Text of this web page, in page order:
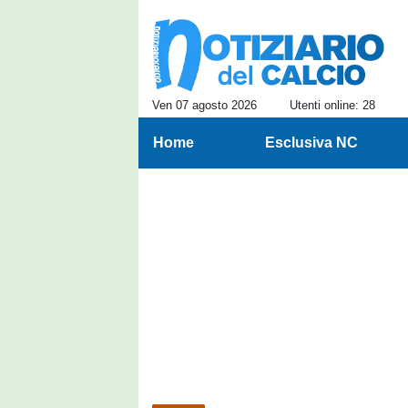
Ven 07 agosto 2026 Utenti online: 28
Home Esclusiva NC